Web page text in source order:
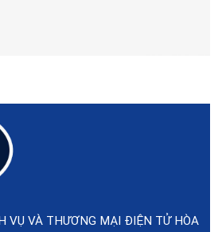
VỤ VÀ THƯƠNG MẠI ĐIỆN TỬ HÒA